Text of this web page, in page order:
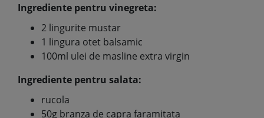
Ingrediente pentru vinegreta:
2 lingurite mustar
1 lingura otet balsamic
100ml ulei de masline extra virgin
Ingrediente pentru salata:
rucola
50g branza de capra faramitata